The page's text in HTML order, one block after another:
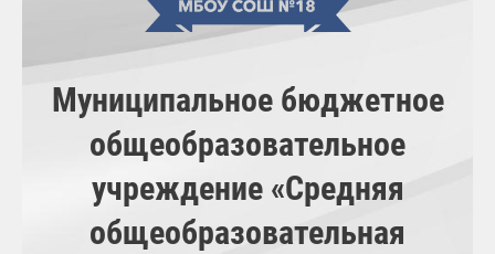
Муниципальное бюджетное
общеобразовательное
учреждение «Средняя
общеобразовательная